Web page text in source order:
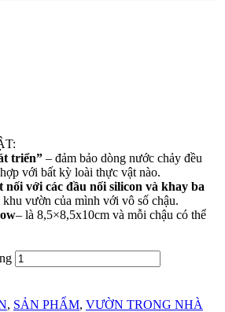
triển” – đảm bảo dòng nước chảy đều
với bất kỳ loài thực vật nào.
nối với các đầu nối silicon và khay ba
vườn của mình với vô số chậu.
– là 8,5×8,5x10cm và mỗi chậu có thể
, SẢN PHẨM, VƯỜN TRONG NHÀ